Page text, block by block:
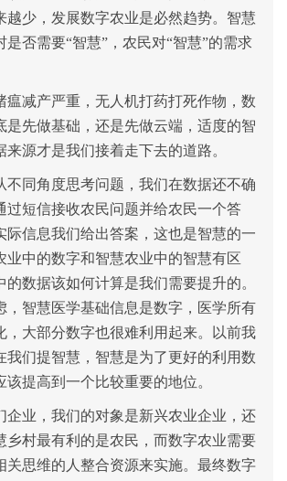
越少，发展数字农业是必然趋势。智慧
是否需要“智慧”，农民对“智慧”的需求
瘟减产严重，无人机打药打死作物，数
是先做基础，还是先做云端，适度的智
来源才是我们接着走下去的道路。
不同角度思考问题，我们在数据还不确
过短信接收农民问题并给农民一个答
际信息我们给出答案，这也是智慧的一
业中的数字和智慧农业中的智慧有区
的数据该如何计算是我们需要提升的。
，智慧医学基础信息是数字，医学所有
，大部分数字也很难利用起来。以前我
我们提智慧，智慧是为了更好的利用数
该提高到一个比较重要的地位。
企业，我们的对象是新兴农业企业，还
乡村最有利的是农民，而数字农业需要
关思维的人整合资源来实施。最终数字